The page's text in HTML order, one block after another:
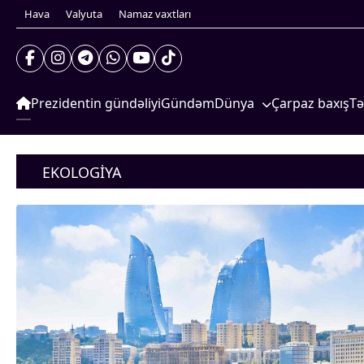
Hava Valyuta Namaz vaxtları
Prezidentin gündəliyiGündəmDünya
Cənubi Qafqaz
Yaxın Şərq
Avropa
Amerika
Afrika
Çarpaz baxış
Dünya
Cənubi Qafqaz
Türk Dünyası
Yaxın Şərq
Amerika
Afrika
Çarpaz baxış
Təhlil
EKOLOGIYA